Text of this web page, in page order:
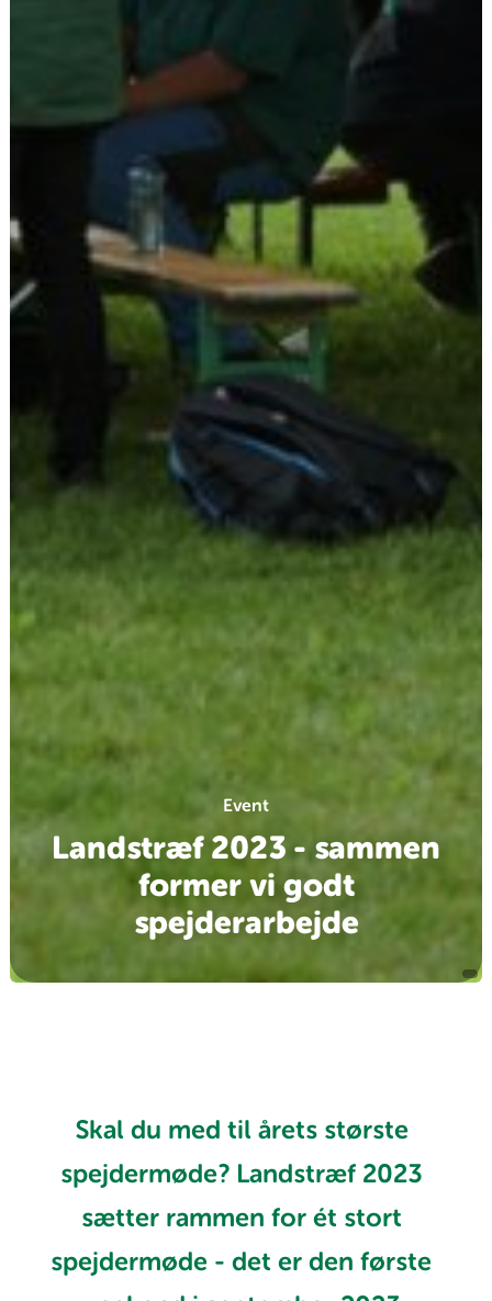
Event
Landstræf 2023 - sammen
former vi godt
spejderarbejde
Skal du med til årets største
spejdermøde? Landstræf 2023
sætter rammen for ét stort
spejdermøde - det er den første